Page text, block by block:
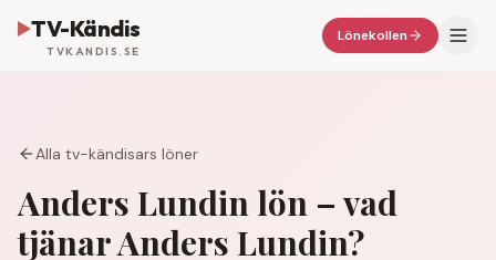
TV-Kändis
TVKANDIS.SE
Lönekollen
Alla tv-kändisars löner
Anders Lundin lön – vad
tjänarAnders Lundin?